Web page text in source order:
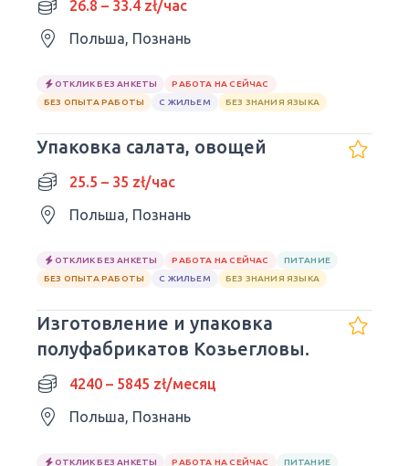
26.8 – 33.4 zł/час
Польша, Познань
ОТКЛИК БЕЗ АНКЕТЫ
РАБОТА НА СЕЙЧАС
БЕЗ ОПЫТА РАБОТЫ
С ЖИЛЬЕМ БЕЗ ЗНАНИЯ ЯЗЫКА
Упаковка салата, овощей
25.5 – 35 zł/час
Польша, Познань
ОТКЛИК БЕЗ АНКЕТЫ РАБОТА НА СЕЙЧАС
ПИТАНИЕ
БЕЗ ОПЫТА РАБОТЫ
С ЖИЛЬЕМ БЕЗ ЗНАНИЯ ЯЗЫКА
Изготовление и упаковка
полуфабрикатов Козьегловы.
4240 – 5845 zł/месяц
Польша, Познань
ОТКЛИК БЕЗ АНКЕТЫ РАБОТА НА СЕЙЧАС ПИТАНИЕ